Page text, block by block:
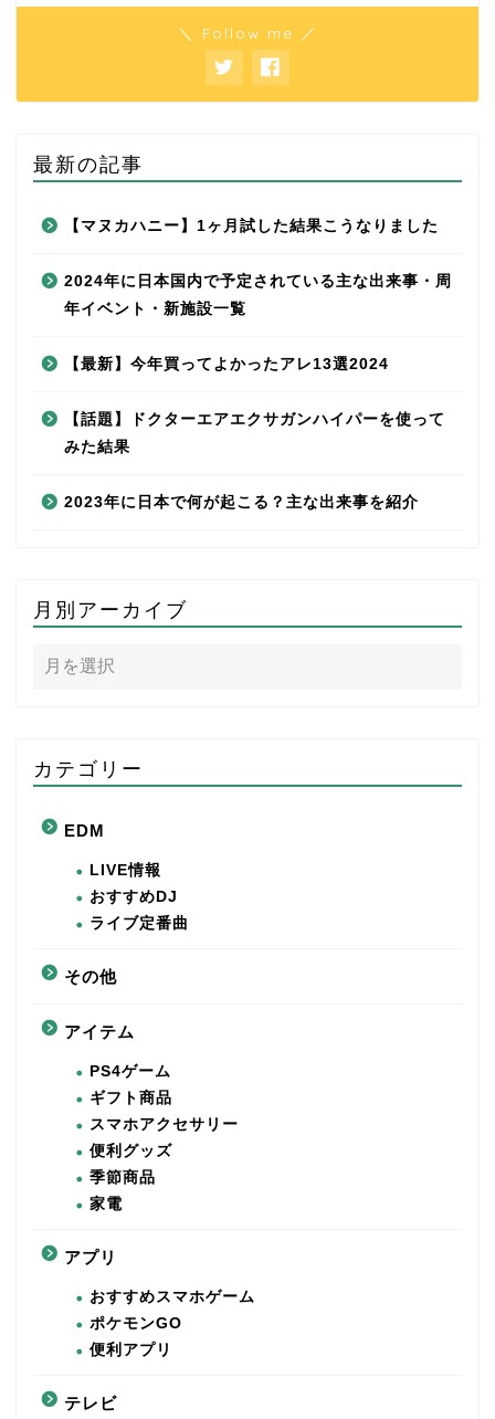
＼ Follow me ／
最新の記事
【マヌカハニー】1ヶ月試した結果こうなりました
2024年に日本国内で予定されている主な出来事・周
年イベント・新施設一覧
【最新】今年買ってよかったアレ13選2024
【話題】ドクターエアエクサガンハイパーを使って
みた結果
2023年に日本で何が起こる？主な出来事を紹介
月別アーカイブ
カテゴリー
EDM
LIVE情報
おすすめDJ
ライブ定番曲
その他
アイテム
PS4ゲーム
ギフト商品
スマホアクセサリー
便利グッズ
季節商品
家電
アプリ
おすすめスマホゲーム
ポケモンGO
便利アプリ
テレビ